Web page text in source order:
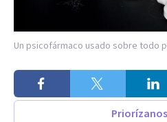
Un psicofármaco usado sobre todo